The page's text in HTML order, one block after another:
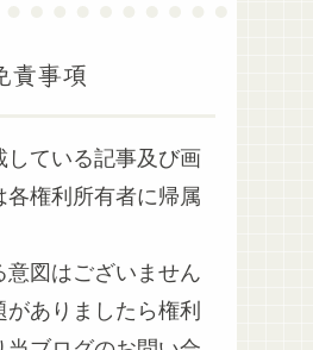
責事項
している記事及び画
各権利所有者に帰属
意図はございません
ありましたら権利